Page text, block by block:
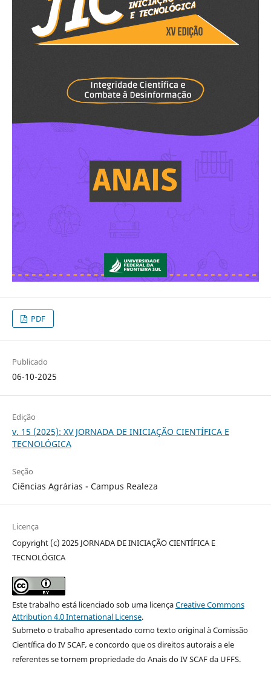
PDF
Publicado
06-10-2025
Edição
v. 15 (2025): XV JORNADA DE INICIAÇÃO CIENTÍFICA E
TECNOLÓGICA
Seção
Ciências Agrárias - Campus Realeza
Licença
Copyright (c) 2025 JORNADA DE INICIAÇÃO CIENTÍFICA E
TECNOLÓGICA
Este trabalho está licenciado sob uma licençaCreative Commons
Attribution 4.0 International License.
Submeto o trabalho apresentado como texto original à Comissão
Científica do IV SCAF, e concordo que os direitos autorais a ele
referentes se tornem propriedade do Anais do IV SCAF da UFFS.